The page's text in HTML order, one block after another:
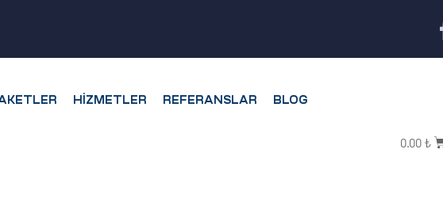
HIZMETLER REFERANSLAR BLOG
0.00 ₺